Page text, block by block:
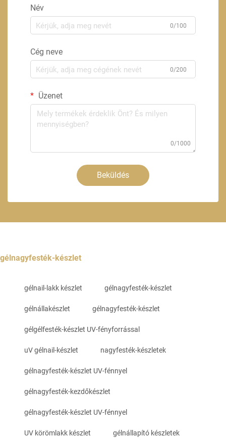
Név
0/100
Cég neve
0/200
Üzenet
0/1000
Beküldés
gélnagyfesték-készlet
gélnail-lakk készlet gélnagyfesték-készlet
gélnállakészlet gélnagyfesték-készlet
gélgélfesték-készlet UV-fényforrással
uV gélnail-készlet nagyfesték-készletek
gélnagyfesték-készlet UV-fénnyel
gélnagyfesték-kezdőkészlet
gélnagyfesték-készlet UV-fénnyel
UV körömlakk készlet gélnállapító készletek